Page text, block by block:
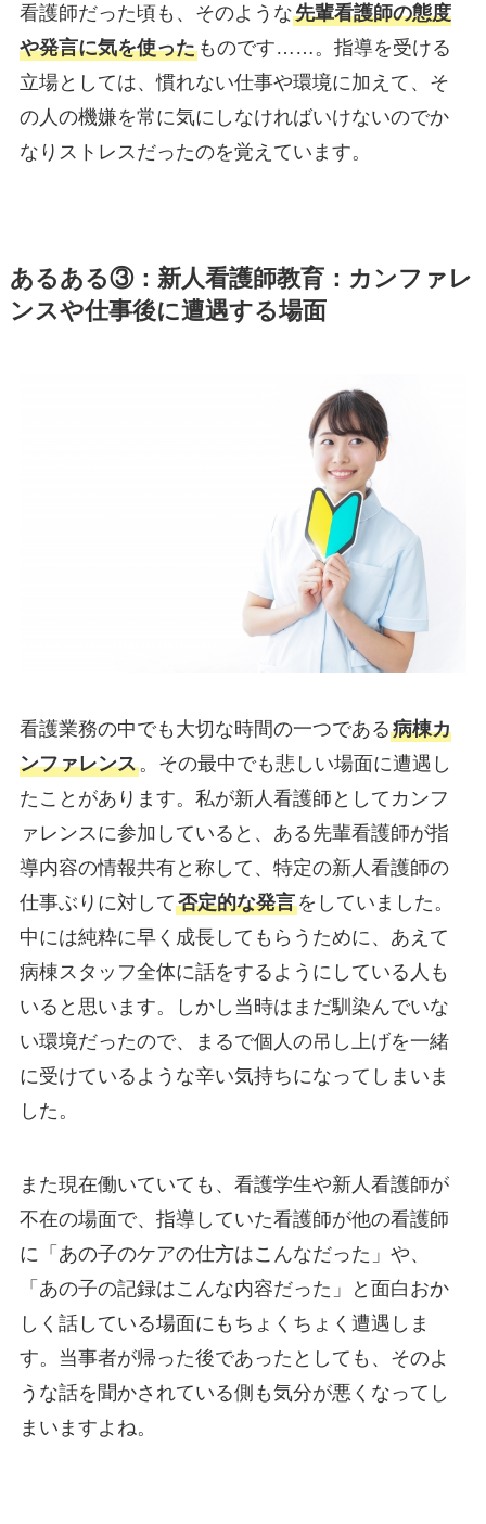
看護師だった頃も、そのような先輩看護師の態度
や発言に気を使ったものです……。指導を受ける
立場としては、慣れない仕事や環境に加えて、そ
の人の機嫌を常に気にしなければいけないのでか
なりストレスだったのを覚えています。
あるある③：新人看護師教育：カンファレ
ンスや仕事後に遭遇する場面
看護業務の中でも大切な時間の一つである病棟カ
ンファレンス。その最中でも悲しい場面に遭遇し
たことがあります。私が新人看護師としてカンフ
ァレンスに参加していると、ある先輩看護師が指
導内容の情報共有と称して、特定の新人看護師の
仕事ぶりに対して否定的な発言をしていました。
中には純粋に早く成長してもらうために、あえて
病棟スタッフ全体に話をするようにしている人も
いると思います。しかし当時はまだ馴染んでいな
い環境だったので、まるで個人の吊し上げを一緒
に受けているような辛い気持ちになってしまいま
した。
また現在働いていても、看護学生や新人看護師が
不在の場面で、指導していた看護師が他の看護師
に「あの子のケアの仕方はこんなだった」や、
「あの子の記録はこんな内容だった」と面白おか
しく話している場面にもちょくちょく遭遇しま
す。当事者が帰った後であったとしても、そのよ
うな話を聞かされている側も気分が悪くなってし
まいますよね。